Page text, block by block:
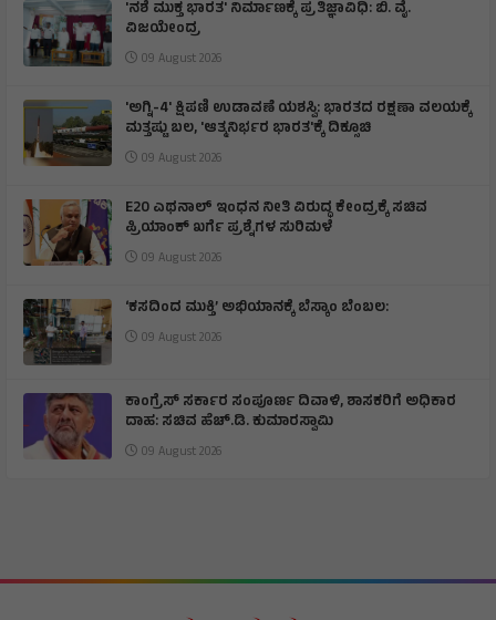
'ನಶೆ ಮುಕ್ತ ಭಾರತ' ನಿರ್ಮಾಣಕ್ಕೆ ಪ್ರತಿಜ್ಞಾವಿಧಿ: ಬಿ. ವೈ.
ವಿಜಯೇಂದ್ರ
09 August 2026
'ಅಗ್ನಿ-4' ಕ್ಷಿಪಣಿ ಉಡಾವಣೆ ಯಶಸ್ವಿ: ಭಾರತದ ರಕ್ಷಣಾ ವಲಯಕ್ಕೆ
ಮತ್ತಷ್ಟು ಬಲ, 'ಆತ್ಮನಿರ್ಭರ ಭಾರತ'ಕ್ಕೆ ದಿಕ್ಸೂಚಿ
09 August 2026
E20 ಎಥನಾಲ್ ಇಂಧನ ನೀತಿ ವಿರುದ್ಧ ಕೇಂದ್ರಕ್ಕೆ ಸಚಿವ
ಪ್ರಿಯಾಂಕ್ ಖರ್ಗೆ ಪ್ರಶ್ನೆಗಳ ಸುರಿಮಳೆ
09 August 2026
‘ಕಸದಿಂದ ಮುಕ್ತಿ’ ಅಭಿಯಾನಕ್ಕೆ ಬೆಸ್ಕಾಂ ಬೆಂಬಲ:
09 August 2026
ಕಾಂಗ್ರೆಸ್ ಸರ್ಕಾರ ಸಂಪೂರ್ಣ ದಿವಾಳಿ, ಶಾಸಕರಿಗೆ ಅಧಿಕಾರ
ದಾಹ: ಸಚಿವ ಹೆಚ್.ಡಿ. ಕುಮಾರಸ್ವಾಮಿ
09 August 2026